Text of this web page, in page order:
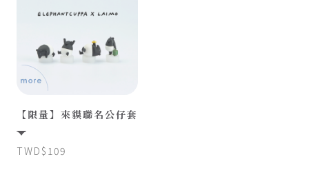
【限量】來貘聯名公仔套
TWD$109